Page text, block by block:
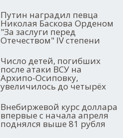
Путин наградил певца
Николая Баскова Орденом
"За заслуги перед
Отечеством" IV степени
Число детей, погибших
после атаки ВСУ на
Архипо-Осиповку,
увеличилось до четырёх
Внебиржевой курс доллара
впервые с начала апреля
поднялся выше 81 рубля